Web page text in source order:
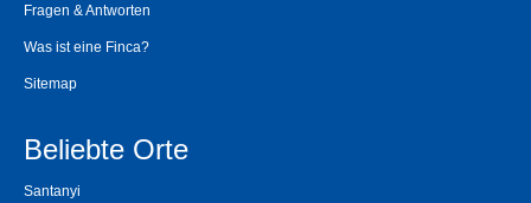
Fragen & Antworten
Was ist eine Finca?
Sitemap
Beliebte Orte
Santanyi